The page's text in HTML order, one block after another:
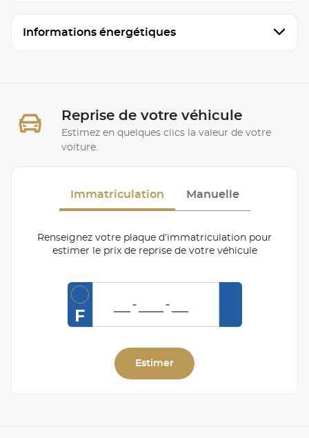
Informations énergétiques
Reprise de votre véhicule
Estimez en quelques clics la valeur de votre
voiture.
Immatriculation Manuelle
Renseignez votre plaque d’immatriculation pour
estimer le prix de reprise de votre véhicule
F
Estimer